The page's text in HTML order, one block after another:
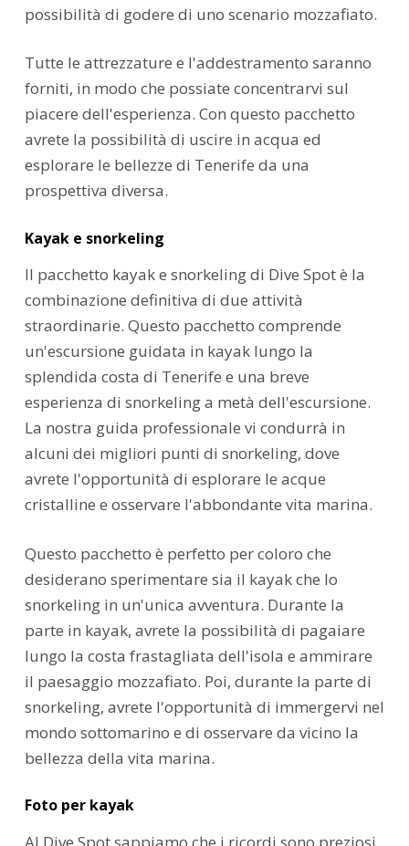
possibilità di godere di uno scenario mozzafiato.
Tutte le attrezzature e l'addestramento saranno
forniti, in modo che possiate concentrarvi sul
piacere dell'esperienza. Con questo pacchetto
avrete la possibilità di uscire in acqua ed
esplorare le bellezze di Tenerife da una
prospettiva diversa.
Kayak e snorkeling
Il pacchetto kayak e snorkeling di Dive Spot è la
combinazione definitiva di due attività
straordinarie. Questo pacchetto comprende
un'escursione guidata in kayak lungo la
splendida costa di Tenerife e una breve
esperienza di snorkeling a metà dell'escursione.
La nostra guida professionale vi condurrà in
alcuni dei migliori punti di snorkeling, dove
avrete l'opportunità di esplorare le acque
cristalline e osservare l'abbondante vita marina.
Questo pacchetto è perfetto per coloro che
desiderano sperimentare sia il kayak che lo
snorkeling in un'unica avventura. Durante la
parte in kayak, avrete la possibilità di pagaiare
lungo la costa frastagliata dell'isola e ammirare
il paesaggio mozzafiato. Poi, durante la parte di
snorkeling, avrete l'opportunità di immergervi nel
mondo sottomarino e di osservare da vicino la
bellezza della vita marina.
Foto per kayak